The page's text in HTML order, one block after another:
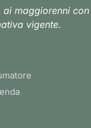
ai maggiorenni con
vigente.